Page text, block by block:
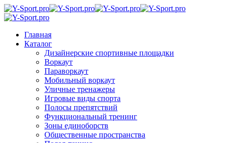
Главная
Каталог
Дизайнерские спортивные площадки
Воркаут
Параворкаут
Мобильный воркаут
Уличные тренажеры
Игровые виды спорта
Полосы препятствий
Функциональный тренинг
Зоны единоборств
Общественные пространства